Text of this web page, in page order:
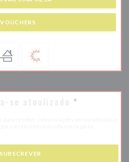
VOUCHERS
*
SUBSCREVER